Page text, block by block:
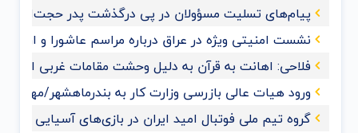
پیام‌های تسلیت مسؤولان در پی درگذشت پدر
نشست امنیتی ویژه در عراق درباره مراسم عاشورا و
فلاحی: اهانت به قرآن‌ به دلیل وحشت مقامات غربی از
ورود هیات عالی بازرسی وزارت کار به بندرماهشهر/مهدی
گروه تیم ملی فوتبال امید ایران در بازی‌های آسیایی